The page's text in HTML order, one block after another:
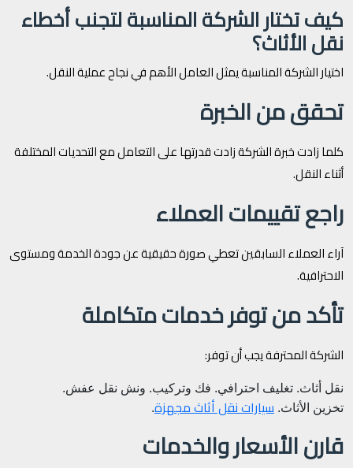
كيف تختار الشركة المناسبة لتجنب أخطاء
نقل الأثاث؟
اختيار الشركة المناسبة يمثل العامل الأهم في نجاح عملية النقل.
تحقق من الخبرة
كلما زادت خبرة الشركة زادت قدرتها على التعامل مع التحديات المختلفة
أثناء النقل.
راجع تقييمات العملاء
آراء العملاء السابقين تعطي صورة حقيقية عن جودة الخدمة ومستوى
الاحترافية.
تأكد من توفر خدمات متكاملة
الشركة المحترفة يجب أن توفر:
نقل أثاث. تغليف احترافي. فك وتركيب. ونش نقل عفش.
تخزين الأثاث. سيارات نقل أثاث مجهزة.
قارن الأسعار والخدمات